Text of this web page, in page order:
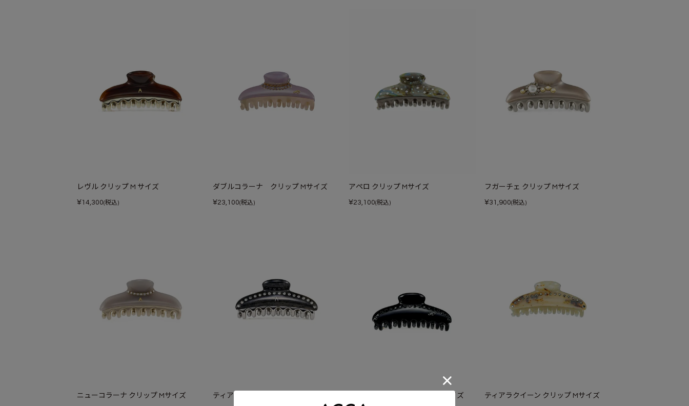
レヴル クリップ M サイズ
¥14,300(税込)
ダブルコラーナ クリップ Mサイズ
¥23,100(税込)
アペロ クリップ Mサイズ
¥23,100(税込)
フガーチェ クリップ Mサイズ
¥31,900(税込)
ニューコラーナ クリップ Mサイズ ティアラクイーン クリップ Mサイズ ティアラクイーン クリップ Mサイズ ティアラクイーン クリップ Mサイズ